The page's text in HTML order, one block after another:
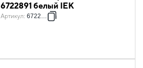
6722891 белый IEK
Артикул: 6722891